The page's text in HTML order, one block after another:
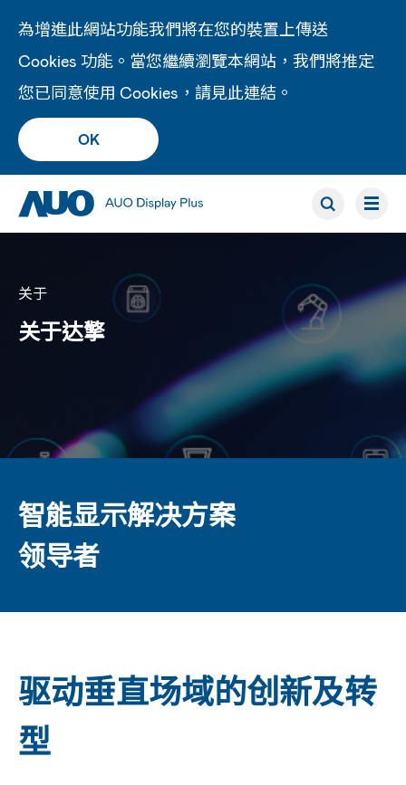
為增進此網站功能我們將在您的裝置上傳送
Cookies 功能。當您繼續瀏覽本網站，我們將推定
您已同意使用 Cookies，請見此連結 。
OK
关于
关于达擎
智能显示解决方案
领导者
驱动垂直场域的创新及转
型